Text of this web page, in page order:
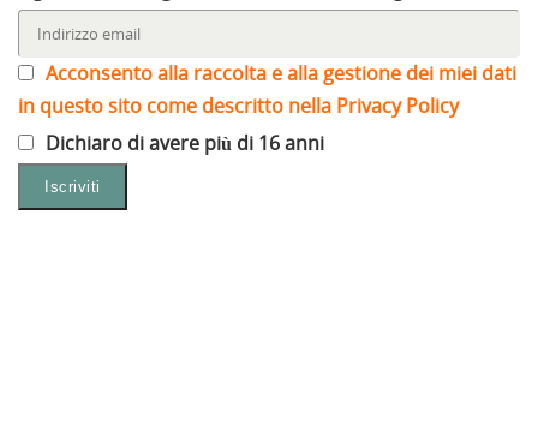
Acconsento alla raccolta e alla gestione dei miei dati
in questo sito come descritto nella Privacy Policy
Dichiaro di avere più di 16 anni